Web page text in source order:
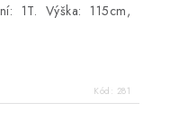
1T. Výška: 115cm,
Kód: 281